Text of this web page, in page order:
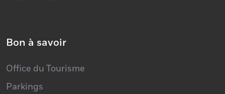
Bon à savoir
Office du Tourisme